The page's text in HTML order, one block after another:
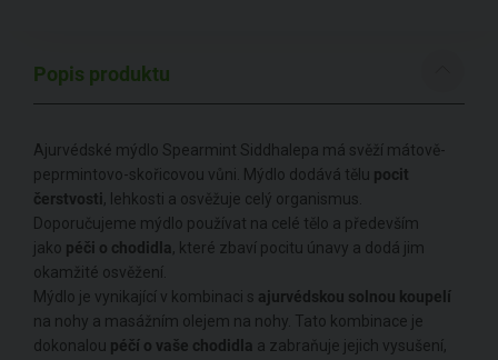
Popis produktu
Ajurvédské mýdlo Spearmint Siddhalepa má svěží mátově-
peprmintovo-skořicovou vůni. Mýdlo dodává tělu pocit
čerstvosti, lehkosti a osvěžuje celý organismus.
Doporučujeme mýdlo používat na celé tělo a především
jako péči o chodidla, které zbaví pocitu únavy a dodá jim
okamžité osvěžení.
Mýdlo je vynikající v kombinaci s ajurvédskou solnou koupelí
na nohy a masážním olejem na nohy. Tato kombinace je
dokonalou péčí o vaše chodidla a zabraňuje jejich vysušení,